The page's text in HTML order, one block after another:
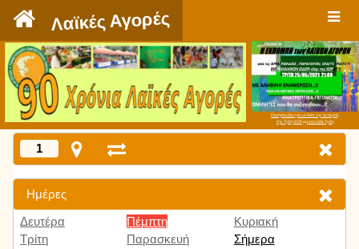
Λαϊκές Αγορές
Πατήστε εδώ για να δείτε την εκπομπή
την Τρίτη 9:00 μμ και κάθε Τρίτη
1
Ημέρες
Δευτέρα
Τρίτη
Πέμπτη
Παρασκευή
Κυριακή
Σήμερα